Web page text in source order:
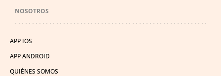
NOSOTROS
APP IOS
APP ANDROID
QUIÉNES SOMOS